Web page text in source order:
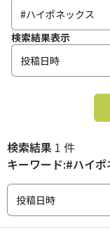
検索結果表示
投稿日時
検索結果 1 件
キーワード:#ハイポ
投稿日時